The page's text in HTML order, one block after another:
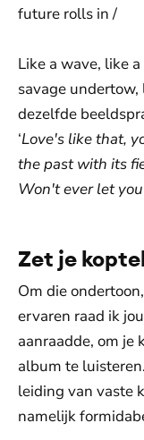
future rolls in /
Like a wave, like
savage undertow,
dezelfde
‘Love's like that,
the past with its
Won't ever let
Zet je
Om die
ervaren raad ik
aanraadde, om je
album te
leiding van vaste
namelijk